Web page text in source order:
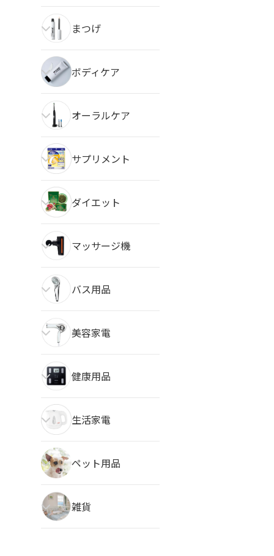
まつげ
ボディケア
オーラルケア
サプリメント
ダイエット
マッサージ機
バス用品
美容家電
健康用品
生活家電
ペット用品
雑貨